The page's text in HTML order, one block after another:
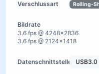
Rolling-
3.6 fps @ 4248×2836
3.6 fps @ 2124×1418
USB3.0